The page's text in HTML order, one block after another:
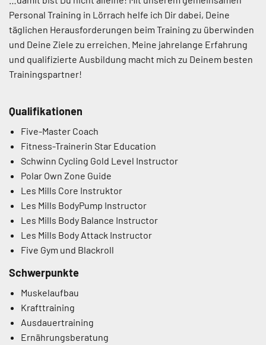
Personal Training in Lörrach helfe ich Dir dabei, Deine
täglichen Herausforderungen beim Training zu überwinden
und Deine Ziele zu erreichen. Meine jahrelange Erfahrung
und qualifizierte Ausbildung macht mich zu Deinem besten
Trainingspartner!
Qualifikationen
Five-Master Coach
Fitness-Trainerin Star Education
Schwinn Cycling Gold Level Instructor
Polar Own Zone Guide
Les Mills Core Instruktor
Les Mills BodyPump Instructor
Les Mills Body Balance Instructor
Les Mills Body Attack Instructor
Five Gym und Blackroll
Schwerpunkte
Muskelaufbau
Krafttraining
Ausdauertraining
Ernährungsberatung